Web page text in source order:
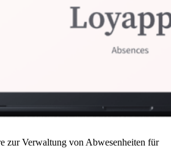
zur Verwaltung von Abwesenheiten für